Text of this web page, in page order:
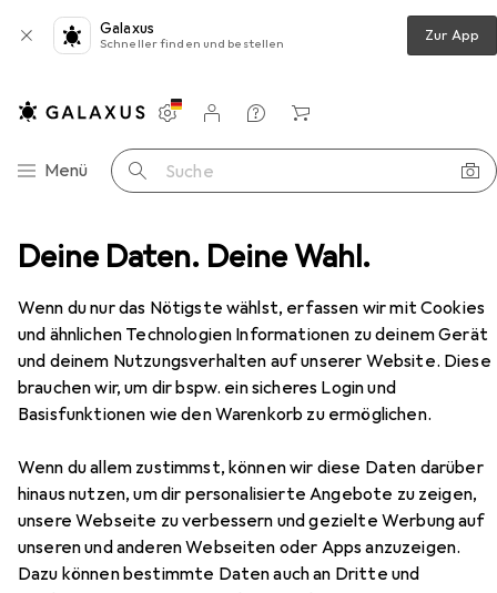
Deine Daten. Deine Wahl.
Wenn du nur das Nötigste wählst, erfassen wir mit Cookies
und ähnlichen Technologien Informationen zu deinem Gerät
und deinem Nutzungsverhalten auf unserer Website. Diese
brauchen wir, um dir bspw. ein sicheres Login und
Basisfunktionen wie den Warenkorb zu ermöglichen.
Wenn du allem zustimmst, können wir diese Daten darüber
hinaus nutzen, um dir personalisierte Angebote zu zeigen,
unsere Webseite zu verbessern und gezielte Werbung auf
unseren und anderen Webseiten oder Apps anzuzeigen.
Dazu können bestimmte Daten auch an Dritte und
Galaxus
Schneller finden und bestellen Zur App
Navigation nach Kategorien
Menü Suche
Einstellungen
Kundenkonto
Vergleichslisten
Merklisten
Warenkorb
Sofa + Bettsofa vidaXL Landyn without footstool
vidaXL Landyn without footstool
2-Sitzer, 3-Sitzer
Zubehör für vidaXL Landyn
without footstool
Hier findest du passendes Zubehör zum Produkt vidaXL
Landyn without footstool aus den Kategorien Dekokissen
und Hocker + Pouf.